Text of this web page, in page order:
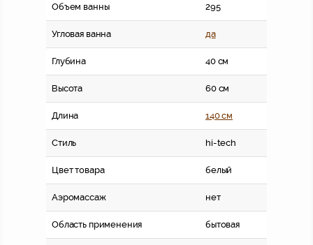
Объем ванны 295
Угловая ванна да
Глубина 40 см
Высота 60 см
Длина 140 см
Стиль hi-tech
Цвет товара белый
Аэромассаж нет
Область применения бытовая